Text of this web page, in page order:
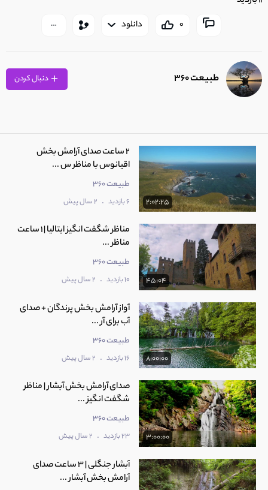
0 دانلود
طبیعت 360
2:02:25
2 ساعت صدای آرامش بخش
اقیانوس با مناظر س ...
طبیعت 360
6 بازدید . 2 سال پیش
45:04
مناظر شگفت انگیز ایتالیا | 1 ساعت
مناظر ...
طبیعت 360
10 بازدید . 2 سال پیش
8:00:00
آواز آرامش بخش پرندگان + صدای
آب برای آر ...
طبیعت 360
16 بازدید . 2 سال پیش
3:00:00
صدای آرامش بخش آبشار | مناظر
شگفت انگیز ...
طبیعت 360
23 بازدید . 2 سال پیش
آبشار جنگلی | 3 ساعت صدای
آرامش بخش آبشار ...